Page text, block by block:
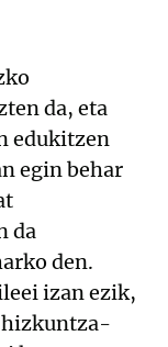
da, eta
edukitzen
egin behar
da
den.
izan ezik,